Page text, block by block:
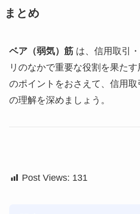
まとめ
ベア（弱気）筋は、信用取引
リのなかで重要な役割を果た
のポイントをおさえて、信用
の理解を深めましょう。
Post Views: 131